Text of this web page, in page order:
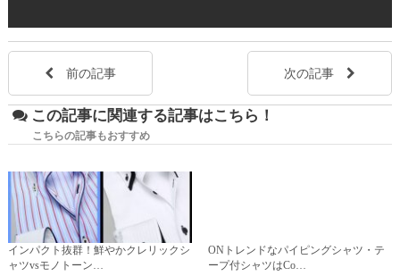
前の記事 次の記事
この記事に関連する記事はこちら！
こちらの記事もおすすめ
インパクト抜群！鮮やかクレリックシ
ャツvsモノトーン…
ONトレンドなパイピングシャツ・テ
ープ付シャツはCo…